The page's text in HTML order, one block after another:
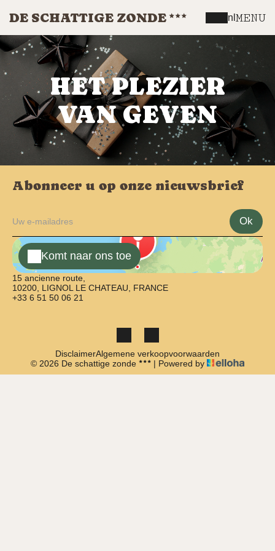
DE SCHATTIGE ZONDE nl MENU
HET PLEZIER
VAN GEVEN
Abonneer u op onze nieuwsbrief
Ok
Komt naar ons toe
15 ancienne route,
10200, LIGNOL LE CHATEAU, FRANCE
+33 6 51 50 06 21
DisclaimerAlgemene verkoopvoorwaarden
© 2026 De schattige zonde
| Powered by